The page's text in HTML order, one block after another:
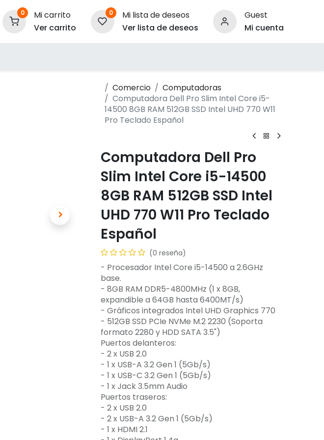
0
Mi carrito
Ver carrito
0
Mi lista de deseos
Ver lista de deseos
Guest
Mi cuenta
Comercio
Computadoras
Computadora Dell Pro Slim Intel Core i5-
14500 8GB RAM 512GB SSD Intel UHD 770 W11
Pro Teclado Español
Computadora Dell Pro
Slim Intel Core i5-14500
8GB RAM 512GB SSD Intel
UHD 770 W11 Pro Teclado
Español
(0 reseña)
- Procesador Intel Core i5-14500 a 2.6GHz
base.
- 8GB RAM DDR5-4800MHz (1 x 8GB,
expandible a 64GB hasta 6400MT/s)
- Gráficos integrados Intel UHD Graphics 770
- 512GB SSD PCIe NVMe M.2 2230 (Soporta
formato 2280 y HDD SATA 3.5")
Puertos delanteros:
- 2 x USB 2.0
- 1 x USB-A 3.2 Gen 1 (5Gb/s)
- 1 x USB-C 3.2 Gen 1 (5Gb/s)
- 1 x Jack 3.5mm Audio
Puertos traseros:
- 2 x USB 2.0
- 2 x USB-A 3.2 Gen 1 (5Gb/s)
- 1 x HDMI 2.1